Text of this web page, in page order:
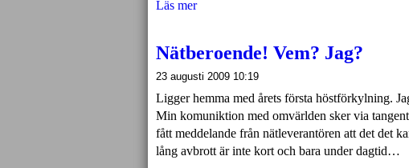
Läs mer
Nätberoende! Vem? Jag?
23 augusti 2009 10:19
Ligger hemma med årets första höstförkylning.
Min komuniktion med omvärlden sker via
fått meddelande från nätleverantören att det det
lång avbrott är inte kort och bara under dagtid…